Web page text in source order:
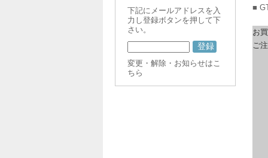
■
お
ご
下記にメールアドレスを入
力し登録ボタンを押して下
さい。
変更・解除・お知らせはこ
ちら